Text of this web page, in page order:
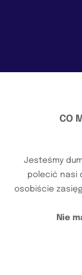
CO
Jesteśmy
polecić nasi
osobiście
Nie